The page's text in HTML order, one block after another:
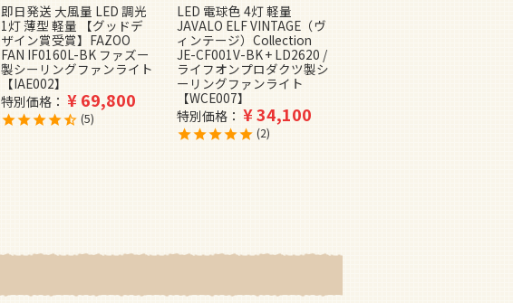
即日発送 大風量 LED 調光
1灯 薄型 軽量 【グッドデ
ザイン賞受賞】FAZOO
FAN IF0160L-BK ファズー
製シーリングファンライト
【IAE002】
特別価格
¥69,800
5
LED 電球色 4灯 軽量
JAVALO ELF VINTAGE（ヴ
ィンテージ）Collection
JE-CF001V-BK + LD2620 /
ライフオンプロダクツ製シ
ーリングファンライト
【WCE007】
特別価格
¥34,100
2